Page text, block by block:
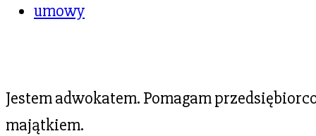
umowy
Jestem adwokatem. Pomagam
majątkiem.